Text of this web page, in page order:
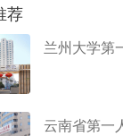
荐
兰州大学第
云南省第一